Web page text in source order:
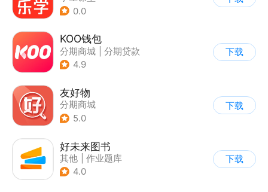
0.0
KOO钱包
分期商城
分期贷款
4.9
下载
友好物
分期商城
5.0
下载
好未来图书
其他
作业题库
| 学生课堂
4.0
下载